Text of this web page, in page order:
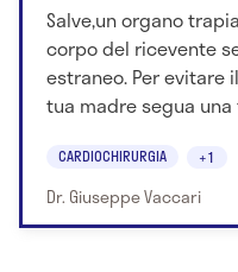
Salve,un organo
corpo del ricevente
estraneo. Per evitare
tua madre segua una
CARDIOCHIRURGIA +1
Dr. Giuseppe Vaccari